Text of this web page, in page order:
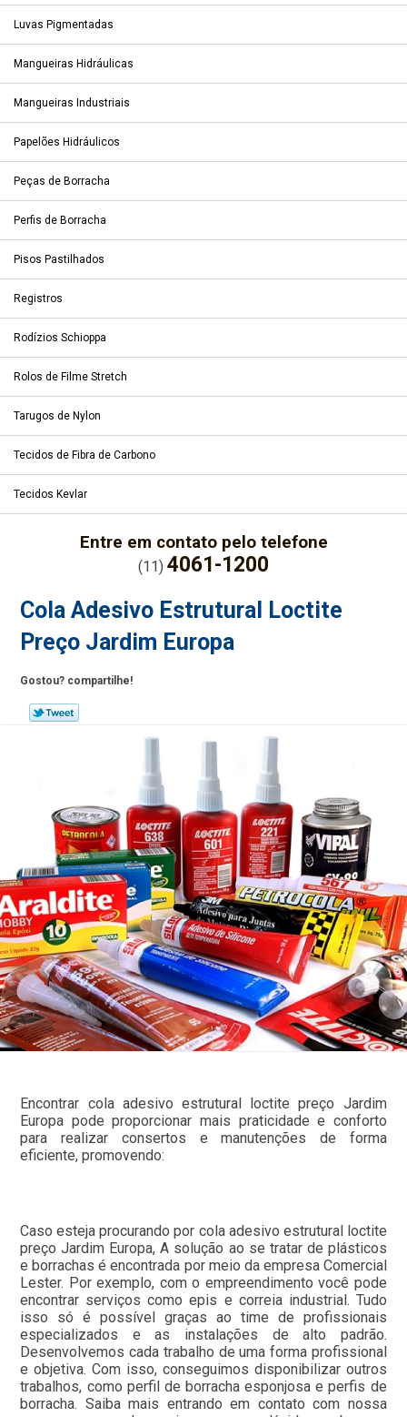
Luvas Pigmentadas
Mangueiras Hidráulicas
Mangueiras Industriais
Papelões Hidráulicos
Peças de Borracha
Perfis de Borracha
Pisos Pastilhados
Registros
Rodízios Schioppa
Rolos de Filme Stretch
Tarugos de Nylon
Tecidos de Fibra de Carbono
Tecidos Kevlar
Entre em contato pelo telefone
(11) 4061-1200
Cola Adesivo Estrutural Loctite
Preço Jardim Europa
Gostou? compartilhe!
Encontrar cola adesivo estrutural loctite preço Jardim
Europa pode proporcionar mais praticidade e conforto
para realizar consertos e manutenções de forma
eficiente, promovendo:
Caso esteja procurando por cola adesivo estrutural loctite
preço Jardim Europa, A solução ao se tratar de plásticos
e borrachas é encontrada por meio da empresa Comercial
Lester. Por exemplo, com o empreendimento você pode
encontrar serviços como epis e correia industrial. Tudo
isso só é possível graças ao time de profissionais
especializados e as instalações de alto padrão.
Desenvolvemos cada trabalho de uma forma profissional
e objetiva. Com isso, conseguimos disponibilizar outros
trabalhos, como perfil de borracha esponjosa e perfis de
borracha. Saiba mais entrando em contato com nossa